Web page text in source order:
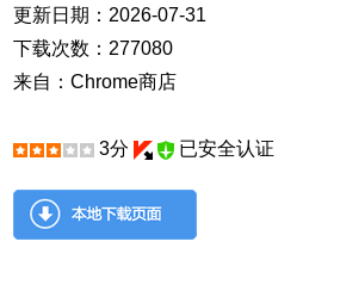
更新日期：2026-07-31
下载次数：277080
来自：Chrome商店
3分 已安全认证